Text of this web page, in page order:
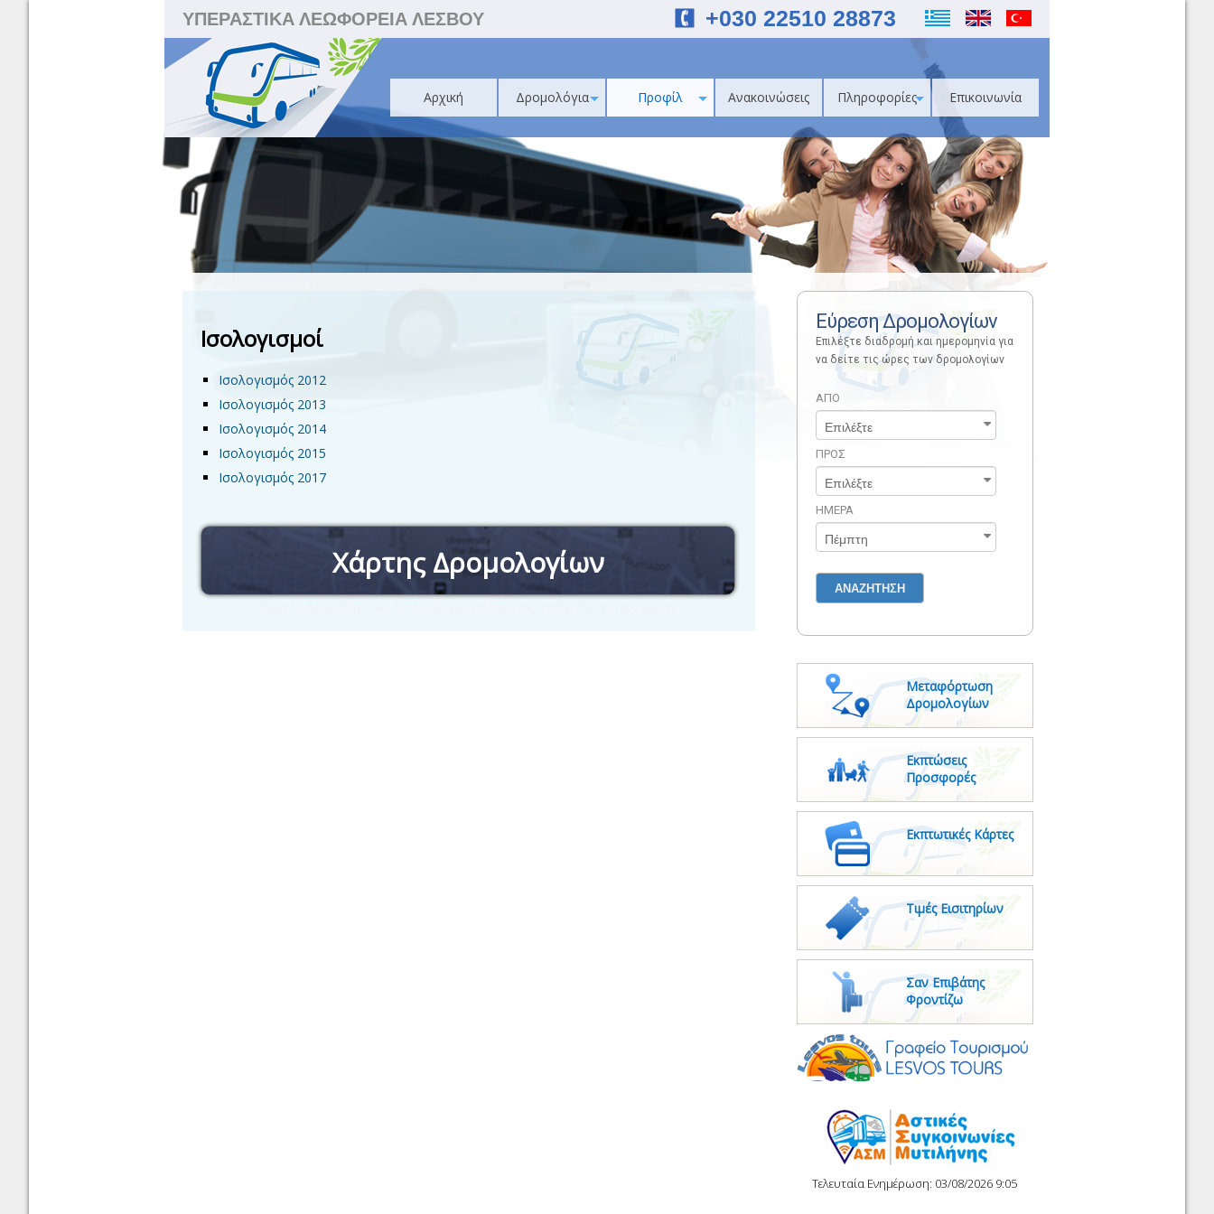
ΥΠΕΡΑΣΤΙΚΑ ΛΕΩΦΟΡΕΙΑ ΛΕΣΒΟΥ +030 22510 28873
Αρχική Δρομολόγια Προφίλ Ανακοινώσεις Πληροφορίες Επικοινωνία
Ισολογισμοί
Ισολογισμός 2012
Ισολογισμός 2013
Ισολογισμός 2014
Ισολογισμός 2015
Ισολογισμός 2017
Χάρτης Δρομολογίων
Εύρεση Δρομολογίων
Επιλέξτε διαδρομή και ημερομηνία για
να δείτε τις ώρες των δρομολογίων
ΑΠΟ
ΠΡΟΣ
ΗΜΕΡΑ
Μεταφόρτωση
Δρομολογίων
Εκπτώσεις
Προσφορές
Εκπτωτικές Κάρτες
Τιμές Εισιτηρίων
Σαν Επιβάτης
Φροντίζω
Τελευταία Ενημέρωση: 03/08/2026 9:05